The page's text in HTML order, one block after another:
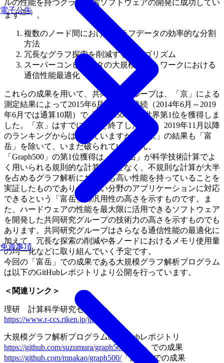
電子公告
免責事項
ルの性能を持つグラフ探索ソフトウェアの開発に成功してい
ます注1） 。
複数のノード間におけるグラフデータの効率的な分割
方法
冗長なグラフ探索を削減するアルゴリズム
スーパーコンピュータの大規模ネットワークにおける
通信性能最適化
これらの成果を用いて、共同研究グループは、「京」による
測定結果によって2015年6月から9期連続（2014年6月～2019
年6月では通算10期）で「Graph500」の世界第1位を獲得しま
した。「京」はすでに運用を終了したため、2019年11月以降
のランキングからは外れていますが、「京」の結果も「富
岳」を除いて、いまだ破られていません。
「Graph500」の第1位獲得は、「富岳」が科学技術計算でよ
く用いられる規則的な計算だけでなく、不規則な計算が大半
を占めるグラフ解析においても高い性能を持っていることを
実証したものであり、幅広い分野のアプリケーションに対応
できるという「富岳」の汎用性の高さを示すものです。ま
た、ハードウェアの性能を最大限に活用できるソフトウェア
を開発した共同研究グループの技術力の高さを示すものでも
あります。共同研究グループはさらなる通信性能の最適化に
加えて、冗長な探索の削減や各ノードにおけるメモリ使用量
の均一化などに取り組んでいく予定です。
今回の「富岳」での成果である大規模グラフ解析プログラム
は以下のGitHubレポジトリより公開を行っています。
＜関連リンク＞
理研 計算科学研究センター
https://www.r-ccs.riken.jp/jp/
大規模グラフ解析プログラムのGitHubレポジトリ
https://github.com/suzumura/graph500/
「京」での成果
https://github.com/mnakao/graph500/「富岳」での成果